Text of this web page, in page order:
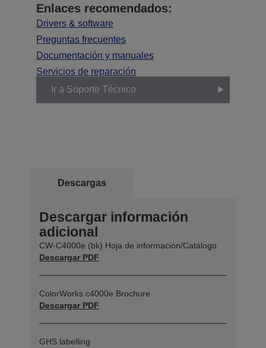
Enlaces recomendados:
Drivers & software
Preguntas frecuentes
Documentación y manuales
Servicios de reparación
Ir a Soporte Técnico
Descargas
Descargar información
adicional
CW-C4000e (bk) Hoja de información/Catálogo
Descargar PDF
ColorWorks c4000e Brochure
Descargar PDF
GHS labelling